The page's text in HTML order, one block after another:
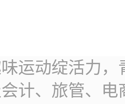
运动绽活力
计、旅管、